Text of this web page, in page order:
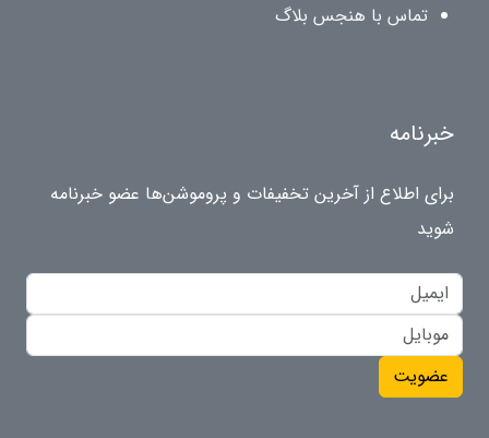
تماس با هنجس بلاگ
خبرنامه
برای اطلاع از آخرین تخفیفات و پروموشن‌ها عضو خبرنامه
شوید
عضویت